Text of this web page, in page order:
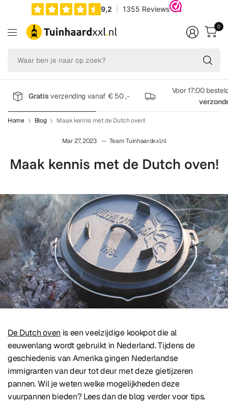
op
0
Gratisverzending vanaf € 50 ,-
Voor 17:00
Home Blog Maak kennis met de Dutch oven!
Mar 27, 2023 Team Tuinhaardxxl.nl
Maak kennis met de Dutch oven!
De Dutch oven is een veelzijdige kookpot die al
eeuwenlang wordt gebruikt in Nederland. Tijdens de
geschiedenis van Amerika gingen Nederlandse
immigranten van deur tot deur met deze gietijzeren
pannen. Wil je weten welke mogelijkheden deze
vuurpannen bieden? Lees dan de blog verder voor tips.